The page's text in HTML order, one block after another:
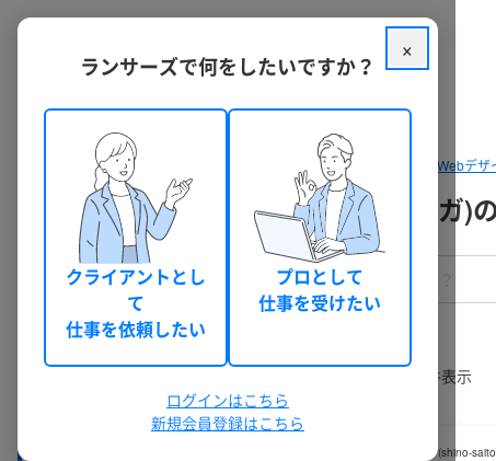
クラウドソーシング ランサーズ パッケージを探す デザイン・Webデザ
イラスト作成・制作(アニメ・マンガ)
絞り込みをクリア
デザイン・Webデザイン
└ イラスト作成・制作
└─ アニメ・マンガ
件表示
サイトウシノ(shino-saito
×
ランサーズで何をしたいですか？
クライアントとし
て
仕事を依頼したい
プロとして
仕事を受けたい
ログインはこちら
新規会員登録はこちら